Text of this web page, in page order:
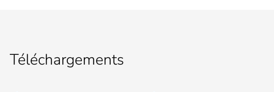
Téléchargements